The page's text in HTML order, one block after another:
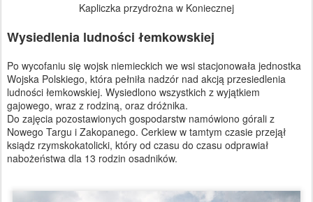
Kapliczka przydrożna w Koniecznej
Wysiedlenia ludności łemkowskiej
Po wycofaniu się wojsk niemieckich we wsi stacjonowała jednostka
Wojska Polskiego, która pełniła nadzór nad akcją przesiedlenia
ludności łemkowskiej. Wysiedlono wszystkich z wyjątkiem
gajowego, wraz z rodziną, oraz dróżnika.
Do zajęcia pozostawionych gospodarstw namówiono górali z
Nowego Targu i Zakopanego. Cerkiew w tamtym czasie przejął
ksiądz rzymskokatolicki, który od czasu do czasu odprawiał
nabożeństwa dla 13 rodzin osadników.